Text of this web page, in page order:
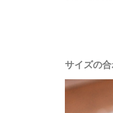
サイズの